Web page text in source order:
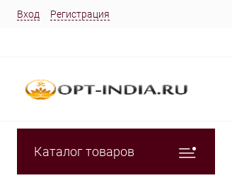
Вход Регистрация
Каталог товаров